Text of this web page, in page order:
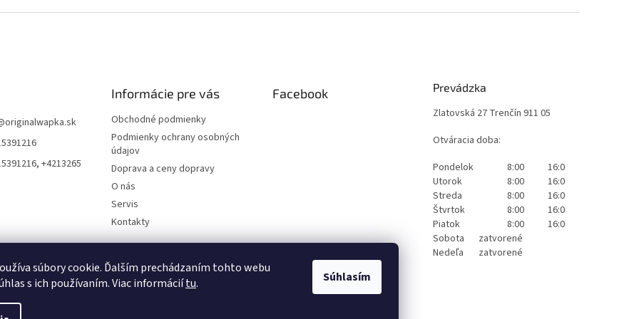
súbory cookie. Ďalším prechádzaním tohto webu
s ich používaním. Viac informáciítu. Súhlasím
originalwapka.sk
+4213265
Informácie pre vás
Obchodné podmienky
Podmienky ochrany osobných
údajov
Doprava a ceny dopravy
O nás
Servis
Kontakty
Facebook Prevádzka
Zlatovská 27 Trenčín 911 05
Otváracia doba:
Pondelok
8:00
16:00
Utorok
8:00
16:00
Streda
8:00
16:00
Štvrtok
8:00
16:00
Piatok
8:00
16:00
Sobota
zatvorené
Nedeľa
zatvorené